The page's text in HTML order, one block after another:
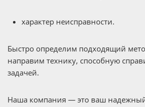
характер неисправности.
Быстро определим подходящий
направим технику, способную
задачей.
Наша компания — это ваш